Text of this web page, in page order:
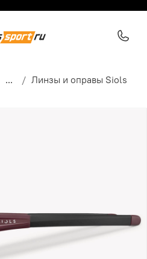
... Линзы и оправы Siols